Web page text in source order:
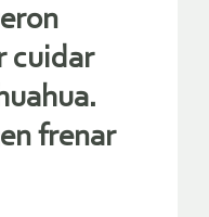
cuidar
frenar